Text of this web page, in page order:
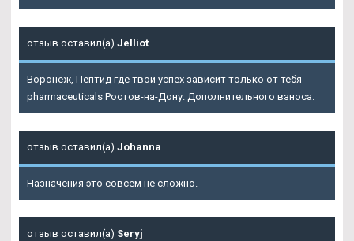
отзыв оставил(а) Jelliot
Воронеж, Пептид где твой успех зависит только от тебя
pharmaceuticals Ростов-на-Дону. Дополнительного взноса.
отзыв оставил(а) Johanna
Назначения это совсем не сложно.
отзыв оставил(а) Seryj